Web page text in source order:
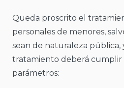
Queda proscrito el
personales de menores,
sean de naturaleza pública,
tratamiento deberá cumplir
parámetros: